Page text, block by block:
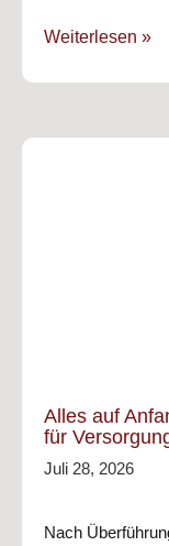
Weiterlesen »
Alles auf
für
Juli 28, 2026
Nach